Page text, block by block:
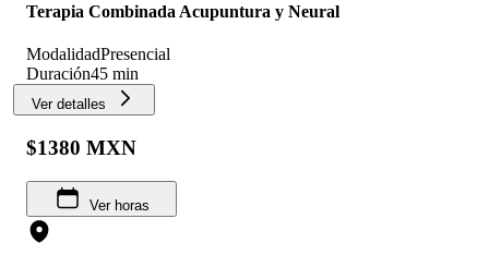
Terapia Combinada Acupuntura y Neural
ModalidadPresencial
Duración45 min
Ver detalles
$1380 MXN
Ver horas